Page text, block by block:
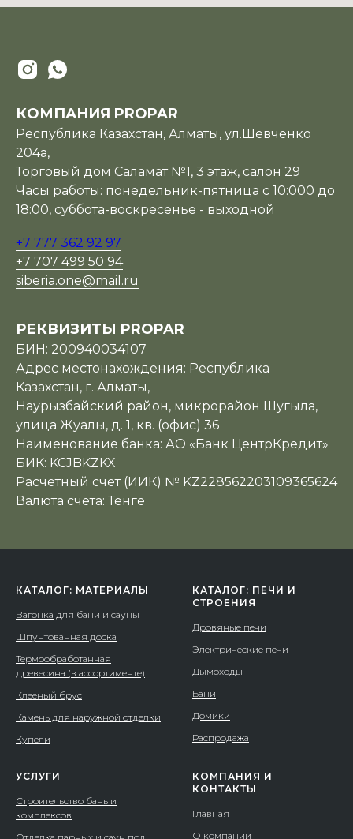
КОМПАНИЯ PROPAR
Республика Казахстан, Алматы, ул.Шевченко
204а,
Торговый дом Саламат №1, 3 этаж, салон 29
Часы работы: понедельник-пятница с 10:000 до
18:00, суббота-воскресенье - выходной
+7 777 362 92 97
+7 707 499 50 94
siberia.one@mail.ru
РЕКВИЗИТЫ PROPAR
БИН: 200940034107
Адрес местонахождения: Республика
Казахстан, г. Алматы,
Наурызбайский район, микрорайон Шугыла,
улица Жуалы, д. 1, кв. (офис) 36
Наименование банка: АО «Банк ЦентрКредит»
БИК: KCJBKZKX
Расчетный счет (ИИК) № KZ228562203109365624
Валюта счета: Тенге
КАТАЛОГ: МАТЕРИАЛЫ
Вагонка для бани и сауны
Шпунтованная доска
Термообработанная
древесина (в ассортименте)
Клееный брус
Камень для наружной отделки
Купели
КАТАЛОГ: ПЕЧИ И
СТРОЕНИЯ
Дровяные печи
Электрические печи
Дымоходы
Бани
Домики
Распродажа
УСЛУГИ
Строительство бань и
комплексов
КОМПАНИЯ И
КОНТАКТЫ
Главная
О компании